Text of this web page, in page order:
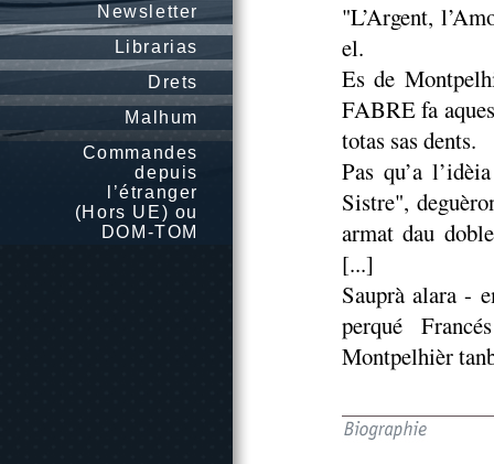
Newsletter
Librarias
Drets
Malhum
Commandes
depuis
l’étranger
(Hors UE) ou
DOM-TOM
"L’Argent,
el.
Es de
FABRE fa
totas sas dents.
Pas qu’a
Sistre",
armat dau
[...]
Sauprà alara -
perqué
Montpelhièr